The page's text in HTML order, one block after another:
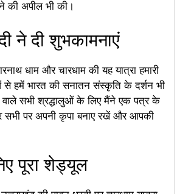
की अपील भी की।
ने दी शुभकामनाएं
धाम और चारधाम की यह यात्रा हमारी
से हमें भारत की सनातन संस्कृति के दर्शन भी
वाले सभी श्रद्धालुओं के लिए मैंने एक पत्र के
सभी पर अपनी कृपा बनाए रखें और आपकी
पूरा शेड्यूल